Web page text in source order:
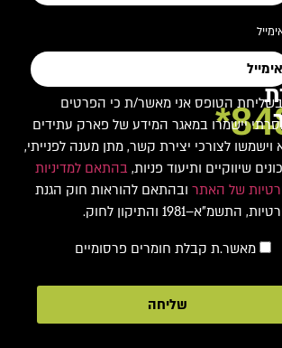
הטופס אני מאשר/ת כי הפרטים
יישמרו במאגר המידע של פארק עתידים
וישמשו לצורכי יצירת קשר, מתן מענה לפנייתי,
שיווקיים ותיעוד פניות, בהתאם למדיניות
של האתרובהתאם להוראות חוק הגנת
התשמ"א–1981 והתיקון לחוק.
מאשר.ת קבלת חומרים פרסומיים
שליחה